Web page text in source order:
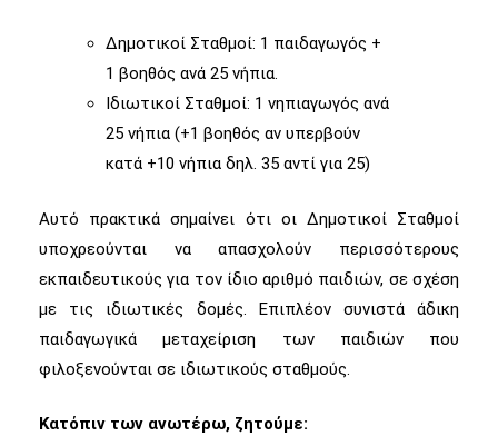
Δημοτικοί Σταθμοί: 1 παιδαγωγός +
1 βοηθός ανά 25 νήπια.
Ιδιωτικοί Σταθμοί: 1 νηπιαγωγός ανά
25 νήπια (+1 βοηθός αν υπερβούν
κατά +10 νήπια δηλ. 35 αντί για 25)
Αυτό πρακτικά σημαίνει ότι οι Δημοτικοί Σταθμοί
υποχρεούνται να απασχολούν περισσότερους
εκπαιδευτικούς για τον ίδιο αριθμό παιδιών, σε σχέση
με τις ιδιωτικές δομές. Επιπλέον συνιστά άδικη
παιδαγωγικά μεταχείριση των παιδιών που
φιλοξενούνται σε ιδιωτικούς σταθμούς.
Κατόπιν των ανωτέρω, ζητούμε: